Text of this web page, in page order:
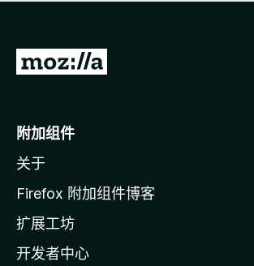
无
转
o
i
l
a
主
附加组件
关于
Firefox 附加组件博客
扩展工坊
开发者中心